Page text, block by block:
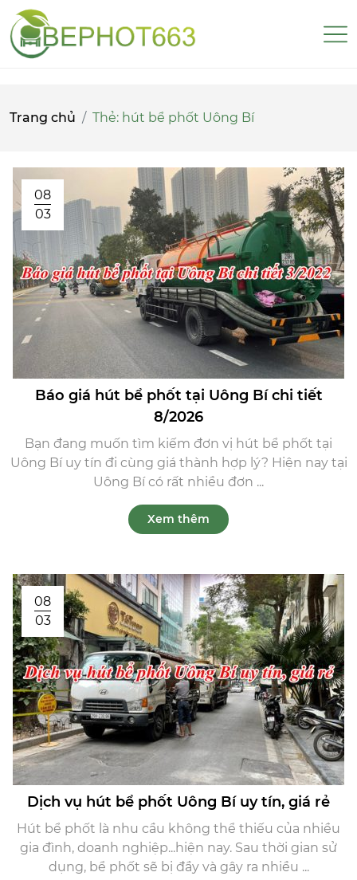
Trang chủ Thẻ: hút bể phốt Uông Bí
08
03
Báo giá hút bể phốt tại Uông Bí chi tiết
8/2026
Bạn đang muốn tìm kiếm đơn vị hút bể phốt tại
Uông Bí uy tín đi cùng giá thành hợp lý? Hiện nay tại
Uông Bí có rất nhiều đơn ...
Xem thêm
08
03
Dịch vụ hút bể phốt Uông Bí uy tín, giá rẻ
Hút bể phốt là nhu cầu không thể thiếu của nhiều
gia đình, doanh nghiệp...hiện nay. Sau thời gian sử
dụng, bể phốt sẽ bị đầy và gây ra nhiều ...